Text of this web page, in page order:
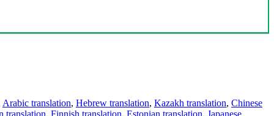
Arabic translation, Hebrew translation, Kazakh translation, Chinese
translation, Finnish translation, Estonian translation, Japanese